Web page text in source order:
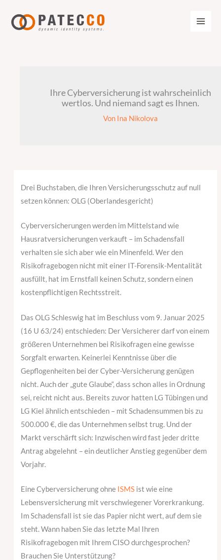
Inhalt
springen
Ihre Cyberversicherung ist wahrscheinlich
wertlos. Und niemand sagt es Ihnen.
Von Ina Nikolova
Drei Buchstaben, die Ihren Versicherungsschutz auf null
setzen können: OLG (Oberlandesgericht)
Cyberversicherungen werden im Mittelstand wie
Hausratversicherungen verkauft – im Schadensfall
verhalten sie sich aber wie ein Minenfeld. Wer den
Risikofragebogen nicht mit einer IT-Forensik-Mentalität
ausfüllt, hat im Ernstfall keinen Schutz, sondern einen
kostenpflichtigen Rechtsstreit.
Das OLG Schleswig hat im Beschluss vom 9. Januar 2025
(16 U 63/24) entschieden: Der Versicherer darf von einem
größeren Unternehmen bei Risikofragen eine gewisse
Sorgfalt erwarten. Keinerlei Kenntnisse über die
Gepflogenheiten bei der Cyber-Versicherung genügen
nicht. Auch der „gute Glaube“, dass schon alles in Ordnung
sei, reicht nicht aus. Bereits zuvor hatten LG Tübingen und
LG Kiel ähnlich entschieden – mit Schadensummen bis zu
500.000 €, die das Unternehmen selbst trug. Und der
Markt verschärft sich: Inzwischen wird fast jeder dritte
Antrag abgelehnt – ein deutlicher Anstieg gegenüber dem
Vorjahr.
Eine Cyberversicherung ohne ISMS ist wie eine
Lebensversicherung mit verschwiegener Vorerkrankung.
Im Schadensfall ist sie das Papier nicht wert, auf dem sie
steht. Wann haben Sie das letzte Mal Ihren
Risikofragebogen mit Ihrem CISO durchgesprochen?
Brauchen Sie Unterstützung?